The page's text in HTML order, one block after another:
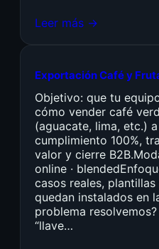
Leer más →
Exportación Café y
Objetivo: que tu
cómo vender café
(aguacate, lima, etc.)
cumplimiento 100%,
valor y cierre
online ·
casos reales,
quedan instalados en
problema
“llave…